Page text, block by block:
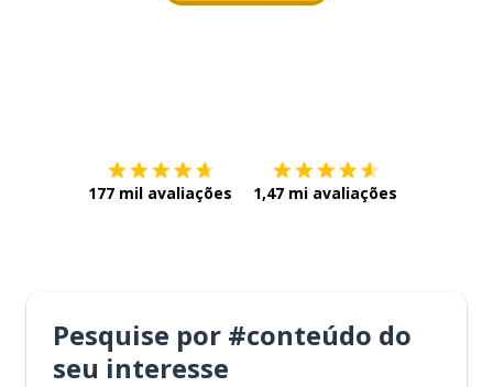
177 mil avaliações 1,47 mi avaliações
Pesquise por #conteúdo do
seu interesse